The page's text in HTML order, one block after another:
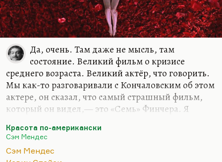
Да, очень. Там даже не мысль, там
состояние. Великий фильм о кризисе
среднего возраста. Великий актёр, что говорить.
Мы как-то разговаривали с Кончаловским об этом
актере, он сказал, что самый страшный фильм,
который он видел,— это «Семь» Финчера. Я
актёру эта картина вылезает на высочайший
уровень — при том, что сам сценарий там
довольно зауряден.
Красота по-американски
Сэм Мендес
Сэм Мендес